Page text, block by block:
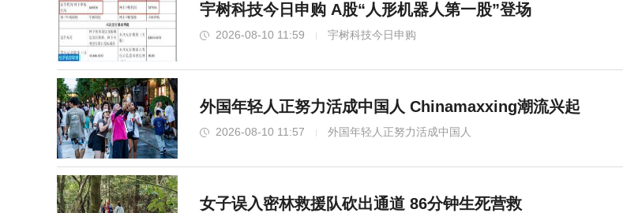
宇树科技今日申购 A股“人形机器人第一股”登场
2026-08-10 11:59 宇树科技今日申购
外国年轻人正努力活成中国人 Chinamaxxing潮流兴起
2026-08-10 11:57 外国年轻人正努力活成中国人
女子误入密林救援队砍出通道 86分钟生死营救